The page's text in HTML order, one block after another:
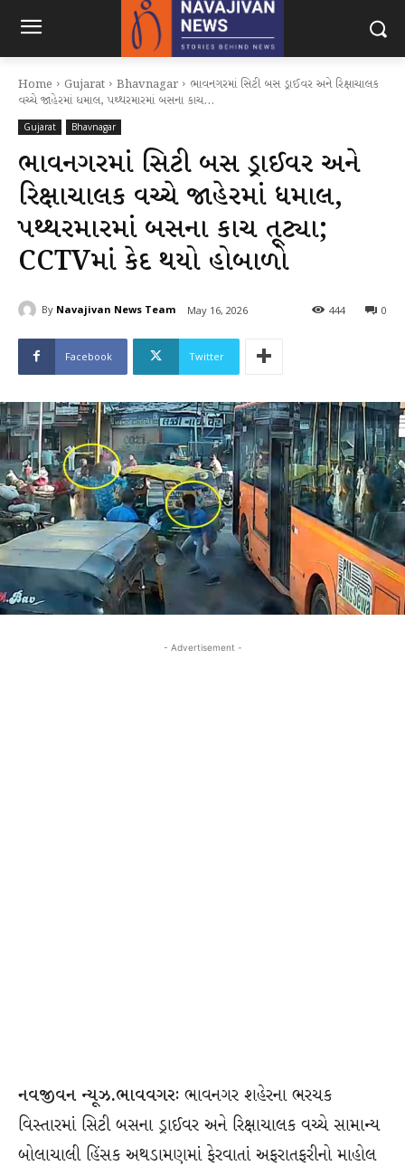
Home Gujarat Bhavnagar
ભાવનગરમાં સિટી બસ ડ્રાઈવર અને રિક્ષાચાલક
વચ્ચે જાહેરમાં ધમાલ, પથ્થરમારમાં બસના કાચ...
Gujarat Bhavnagar
ભાવનગરમાં સિટી બસ ડ્રાઈવર અને
રિક્ષાચાલક વચ્ચે જાહેરમાં ધમાલ,
પથ્થરમારમાં બસના કાચ તૂટ્યા;
CCTVમાં કેદ થયો હોબાળો
By Navajivan News Team May 16, 2026 0
444
Facebook Twitter
- Advertisement -
નવજીવન ન્યૂઝ.ભાવવગરઃ ભાવનગર શહેરના ભરચક
વિસ્તારમાં સિટી બસના ડ્રાઈવર અને રિક્ષાચાલક વચ્ચે સામાન્ય
બોલાચાલી હિંસક અથડામણમાં ફેરવાતાં અફરાતફરીનો માહોલ